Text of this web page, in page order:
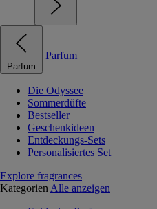
Parfum
Parfum
Die Odyssee
Sommerdüfte
Bestseller
Geschenkideen
Entdeckungs-Sets
Personalisiertes Set
Explore fragrances
Kategorien Alle anzeigen